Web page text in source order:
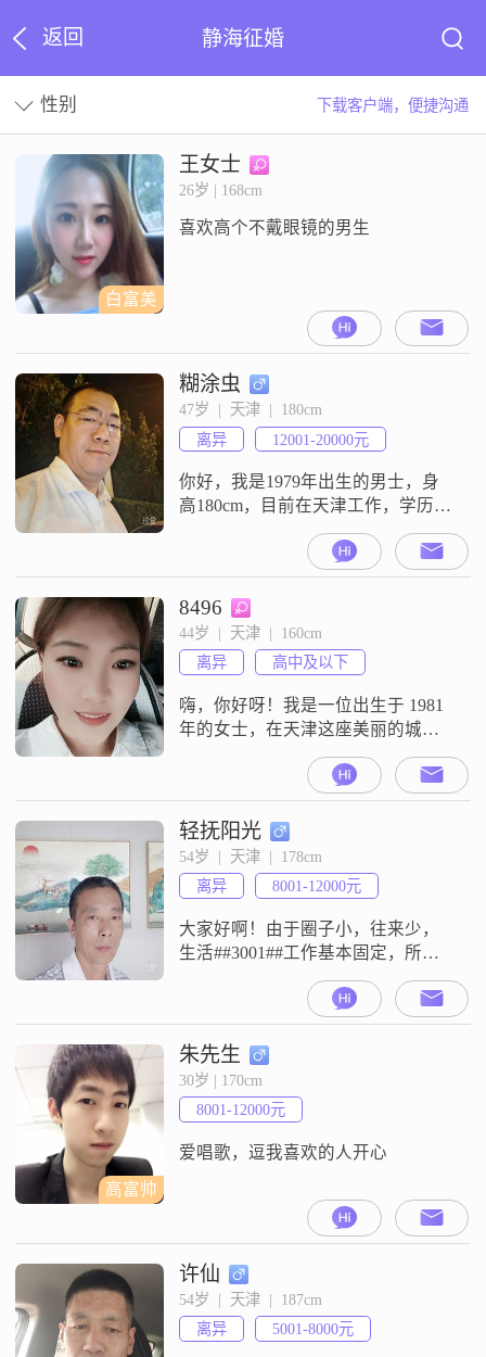
返回 静海征婚
性别 下载客户端，便捷沟通
白富美
王女士
26岁 | 168cm
喜欢高个不戴眼镜的男生
糊涂虫
47岁  |  天津  |  180cm
离异
12001-20000元
你好，我是1979年出生的男士，身
高180cm，目前在天津工作，学历是
大学本科，月收入在12001到20000
元之间。我是一个责任感强的人，
对待事情真诚可靠。在相处中，我
始终认为家庭为重，希望和另一半
真诚相待。我也非常看重相互尊
重，觉得两个人在一起需要共同成
长，平时会多一些包容理解。我情
绪比较稳定，也注重细节。我期待
遇
8496
44岁  |  天津  |  160cm
离异
高中及以下
嗨，你好呀！我是一位出生于 1981
年的女士，在天津这座美丽的城市
生活。我的身高大概 160cm，每个
月的收入在 3001 - 5000 元左右。我
觉得自己是个挺独立自信的人，追
求简单纯粹的幸福。平时喜欢看看
电影、追追剧，放松一下心情。在
感情里，我认为互相尊重特别重
要，只有彼此尊重，才能走得长
远。真诚的沟通是我所坚持
轻抚阳光
54岁  |  天津  |  178cm
离异
8001-12000元
大家好啊！由于圈子小，往来少，
生活##3001##工作基本固定，所以
来到这里是真诚的找一个相伴相守
走完后半生的伴侣##3002##转眼空
渡五十余载，回头看看除了岁数和
抬头纹增多，其他的什么都没有
啦，五十知天命，理解多一分，包
容多一分，脾气少一分，平平淡
淡，从从容容度过每一天##3002##
咱们有缘相识##3001##相
高富帅
朱先生
30岁 | 170cm
8001-12000元
爱唱歌，逗我喜欢的人开心
许仙
54岁  |  天津  |  187cm
离异
5001-8000元